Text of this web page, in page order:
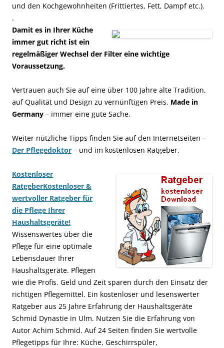
und den Kochgewohnheiten (Frittiertes, Fett, Dampf etc.).
.
Damit es in Ihrer Küche
immer gut richt ist ein
regelmäßiger Wechsel der Filter eine wichtige
Voraussetzung.
Vertrauen auch Sie auf eine über 100 Jahre alte Tradition,
auf Qualität und Design zu vernünftigen Preis. Made in
Germany – immer eine gute Sache.
Weiter nützliche Tipps finden Sie auf den Internetseiten –
Der Pflegedoktor – und im kostenlosen Ratgeber.
Kostenloser
RatgeberKostenloser &
wertvoller Ratgeber für
die Pflege Ihrer
Haushaltsgeräte!
Wissenswertes über die
Pflege für eine optimale
Lebensdauer Ihrer
Haushaltsgeräte. Pflegen
wie die Profis. Geld und Zeit sparen durch den Einsatz der
richtigen Pflegemittel. Ein kostenloser und lesenswerter
Ratgeber aus 25 Jahre Erfahrung der Haushaltsgeräte
Schmid Dynastie in Ulm. Nutzen Sie die Erfahrung von
Autor Achim Schmid. Auf 24 Seiten finden Sie wertvolle
Pflegetipps für Ihre: Küche, Geschirrspüler,